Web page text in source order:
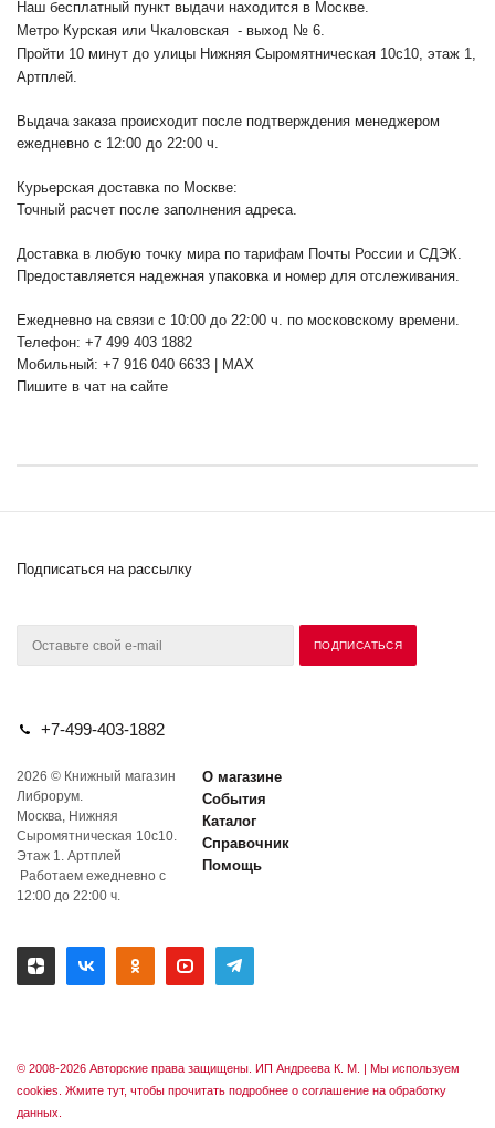
Наш бесплатный пункт выдачи находится в Москве.
Метро Курская или Чкаловская - выход № 6.
Пройти 10 минут до улицы Нижняя Сыромятническая 10с10, этаж 1,
Артплей.
Выдача заказа происходит после подтверждения менеджером
ежедневно с 12:00 до 22:00 ч.
Курьерская доставка по Москве:
Точный расчет после заполнения адреса.
Доставка в любую точку мира по тарифам Почты России и СДЭК.
Предоставляется надежная упаковка и номер для отслеживания.
Ежедневно на связи с 10:00 до 22:00 ч. по московскому времени.
Телефон: +7 499 403 1882
Мобильный: +7 916 040 6633 | MAX
Пишите в чат на сайте
Подписаться на рассылку
+7-499-403-1882
2026 © Книжный магазин
Либрорум.
Москва, Нижняя
Сыромятническая 10с10.
Этаж 1. Артплей
Работаем ежедневно с
12:00 до 22:00 ч.
О магазине
События
Каталог
Справочник
Помощь
© 2008-2026 Авторские права защищены. ИП Андреева К. М. | Мы используем
cookies. Жмите тут, чтобы прочитать подробнее о соглашение на обработку
данных.